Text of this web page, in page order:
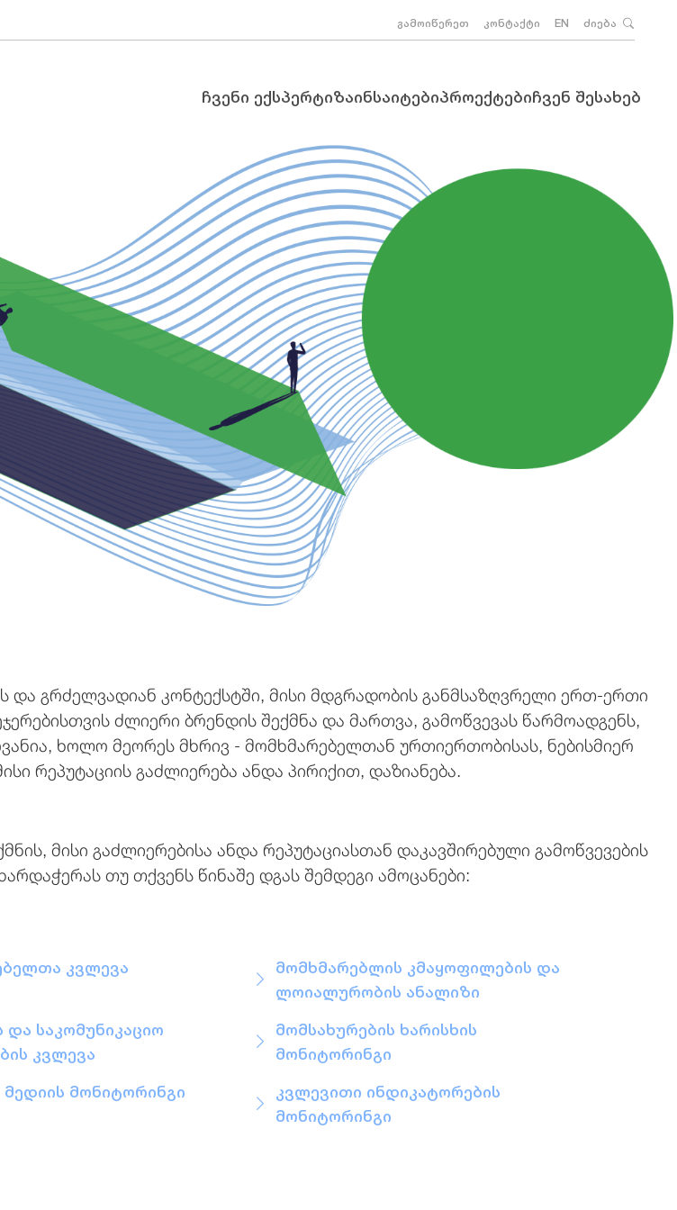
გამოიწერეთ კონტაქტი EN ძიება
ჩვენი ექსპერტიზაინსაიტებიპროექტებიჩვენ შესახებ
და გრძელვადიან კონტექსტში, მისი მდგრადობის განმსაზღვრელი ერთ-ერთი
ძლიერი ბრენდის შექმნა და მართვა, გამოწვევას წარმოადგენს,
ხოლო მეორეს მხრივ - მომხმარებელთან ურთიერთობისას, ნებისმიერ
რეპუტაციის გაძლიერება ანდა პირიქით, დაზიანება.
მისი გაძლიერებისა ანდა რეპუტაციასთან დაკავშირებული გამოწვევების
თუ თქვენს წინაშე დგას შემდეგი ამოცანები:
კვლევა
მომხმარებლის კმაყოფილების და
ლოიალურობის ანალიზი
და საკომუნიკაციო
კვლევა
მომსახურების ხარისხის
მონიტორინგი
მონიტორინგი
კვლევითი ინდიკატორების
მონიტორინგი